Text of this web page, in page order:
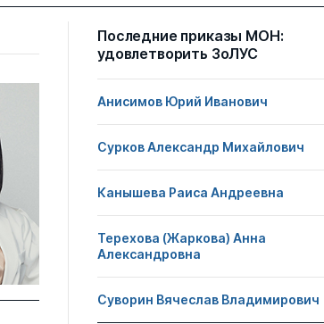
Последние приказы МОН:
удовлетворить ЗоЛУС
Анисимов Юрий Иванович
Сурков Александр Михайлович
Канышева Раиса Андреевна
Терехова (Жаркова) Анна
Александровна
Суворин Вячеслав Владимирович